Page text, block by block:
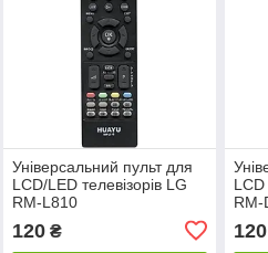
Універсальний пульт для
LCD/LED телевізорів LG
RM-L810
120₴
LCD
RM-
120